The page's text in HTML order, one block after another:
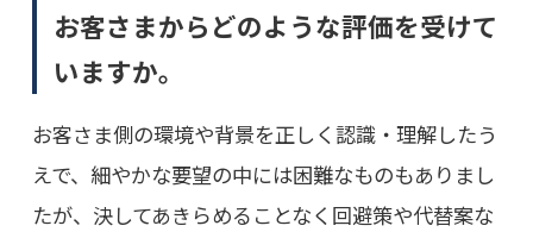
お客さまからどのような評価を受けて
いますか。
お客さま側の環境や背景を正しく認識・理解したう
えで、細やかな要望の中には困難なものもありまし
たが、決してあきらめることなく回避策や代替案な